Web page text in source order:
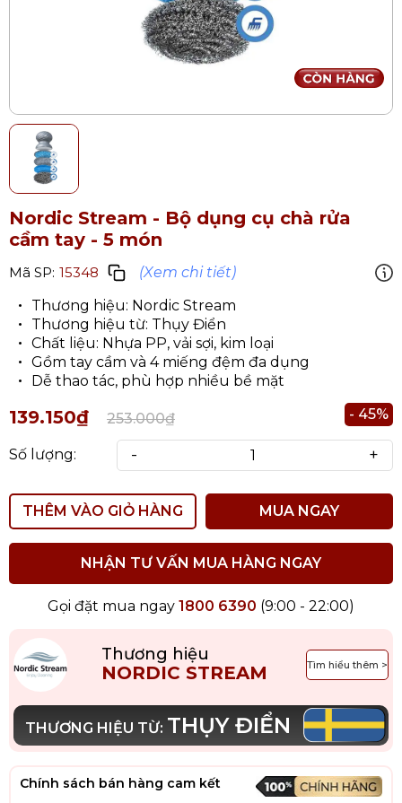
Nordic Stream - Bộ dụng cụ chà rửa
cầm tay - 5 món
Mã SP: 15348
(Xem chi tiết)
Thương hiệu: Nordic Stream
Thương hiệu từ: Thụy Điển
Chất liệu: Nhựa PP, vải sợi, kim loại
Gồm tay cầm và 4 miếng đệm đa dụng
Dễ thao tác, phù hợp nhiều bề mặt
139.150₫ 253.000₫ - 45%
Số lượng: - +
THÊM VÀO GIỎ HÀNG MUA NGAY
NHẬN TƯ VẤN MUA HÀNG NGAY
Gọi đặt mua ngay 1800 6390 (9:00 - 22:00)
Thương hiệu
NORDIC STREAM Tìm hiểu thêm >
THƯƠNG HIỆU TỪ: THỤY ĐIỂN
Chính sách bán hàng cam kết